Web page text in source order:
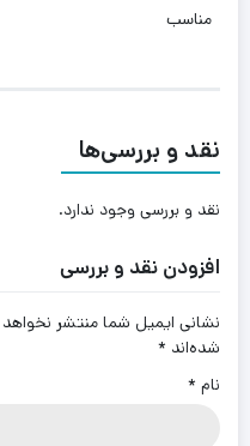
مناسب
نقد و بررسی‌ها
نقد و بررسی وجود ندارد.
افزودن نقد و بررسی
نشانی ایمیل شما منتشر
شده‌اند *
نام *